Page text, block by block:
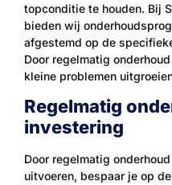
topconditie te houden. Bij
bieden wij
afgestemd op de
Door regelmatig
kleine problemen
Regelmatig
investering
Door regelmatig
uitvoeren, bespaar je op